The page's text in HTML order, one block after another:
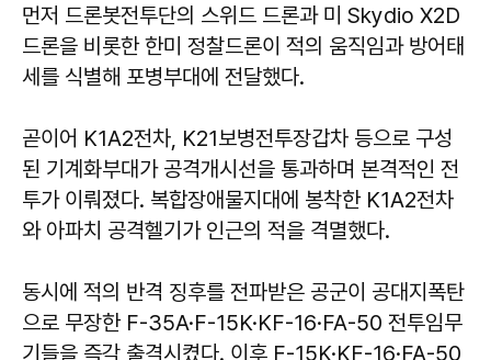
먼저 드론봇전투단의 스위드 드론과 미 Skydio X2D
드론을 비롯한 한미 정찰드론이 적의 움직임과 방어태
세를 식별해 포병부대에 전달했다.
곧이어 K1A2전차, K21보병전투장갑차 등으로 구성
된 기계화부대가 공격개시선을 통과하며 본격적인 전
투가 이뤄졌다. 복합장애물지대에 봉착한 K1A2전차
와 아파치 공격헬기가 인근의 적을 격멸했다.
동시에 적의 반격 징후를 전파받은 공군이 공대지폭탄
으로 무장한 F-35A·F-15K·KF-16·FA-50 전투임무
기들을 즉각 출격시켰다. 이후 F-15K·KF-16·FA-50